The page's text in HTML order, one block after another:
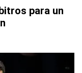
para un